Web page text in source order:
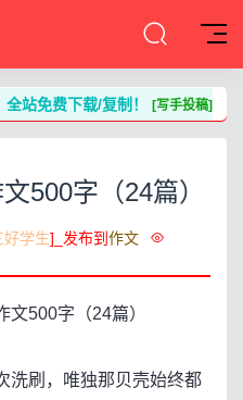
全站免费下载/复制！ [写手投稿]
500字（24篇）
好学生]_发布到 作文
刷，唯独那贝壳始终都